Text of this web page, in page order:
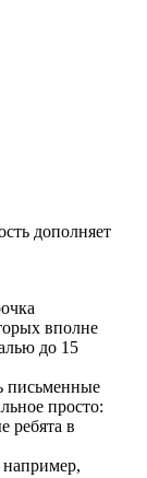
дополняет
вполне
до 15
письменные
просто:
ребята в
например,